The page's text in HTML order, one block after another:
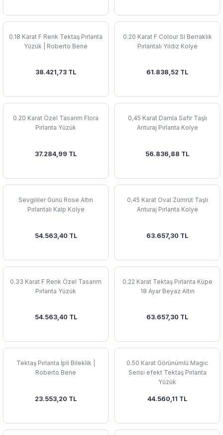
0.18 Karat F Renk Tektaş Pırlanta
Yüzük | Roberto Bene
38.421,73 TL
0.20 Karat F Colour SI Berraklık
Pırlantalı Yıldız Kolye
61.838,52 TL
0.20 Karat Özel Tasarım Flora
Pırlanta Yüzük
37.284,99 TL
0,45 Karat Damla Safir Taşlı
Anturaj Pırlanta Kolye
56.836,88 TL
Sevgililer Günü Rose Altın
Pırlantalı Kalp Kolye
54.563,40 TL
0,45 Karat Oval Zümrüt Taşlı
Anturaj Pırlanta Kolye
63.657,30 TL
0.33 Karat F Renk Özel Tasarım
Pırlanta Yüzük
54.563,40 TL
0.22 Karat Tektaş Pırlanta Küpe
18 Ayar Beyaz Altın
63.657,30 TL
Tektaş Pırlanta İpli Bileklik |
Roberto Bene
23.553,20 TL
0.50 Karat Görünümlü Magic
Serisi efekt Tektaş Pırlanta
Yüzük
44.560,11 TL